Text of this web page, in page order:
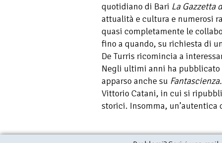
quotidiano di Bari La Gazzetta
attualità e cultura e numerosi
quasi completamente le
fino a quando, su richiesta di
De Turris ricomincia a
Negli ultimi anni ha pubblicato
apparso anche su
Vittorio Catani, in cui si
storici. Insomma,